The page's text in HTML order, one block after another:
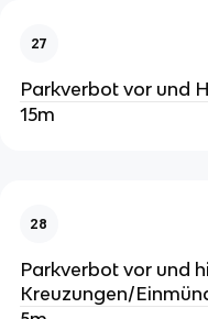
27
Parkverbot vor und
15m
28
Parkverbot vor und
Kreuzungen/